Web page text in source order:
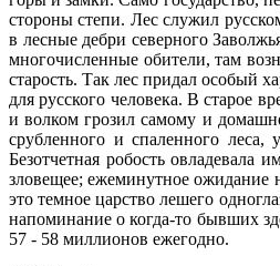
стороны степи. Лес служил
в лесные дебри северного
многочисленные обители, там
старость. Так лес придал особый
для русского человека. В старое
и волком грозил самому и
срубленного и спаленного
Безотчетная робость
зловещее; ежеминутное ожидание
это темное царство лешего
напоминание о когда-то бывших
57 - 58 миллионов ежегодно.